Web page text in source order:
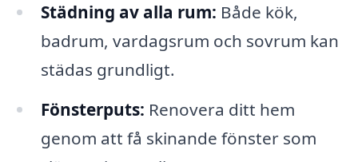
Städning av alla rum: Både kök,
badrum, vardagsrum och sovrum kan
städas grundligt.
Fönsterputs: Renovera ditt hem
genom att få skinande fönster som